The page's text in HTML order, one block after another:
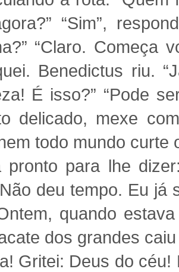
“Sim”,
“Claro. Começa
Benedictus riu.
É isso?” “Pode
delicado, mexe
todo mundo curte
pronto para lhe
deu tempo. Eu já
quando
dos grandes
Gritei: Deus do